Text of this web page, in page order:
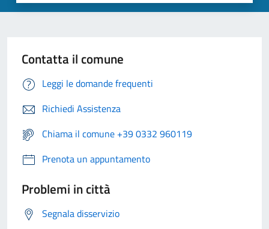
Contatta il comune
Leggi le domande frequenti
Richiedi Assistenza
Chiama il comune +39 0332 960119
Prenota un appuntamento
Problemi in città
Segnala disservizio